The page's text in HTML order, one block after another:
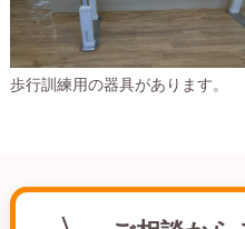
歩行訓練用の器具があります。